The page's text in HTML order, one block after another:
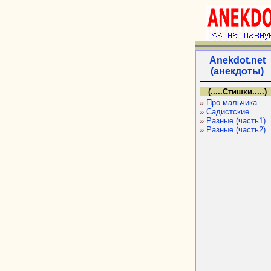
Anekdot.net
(анекдоты)
(.....Стишки.....)
» Про мальчика
» Садистские
» Разные (часть1)
» Разные (часть2)